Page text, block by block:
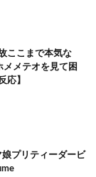
ここまで本気な
メテオを見て困
応】
プリティーダービ